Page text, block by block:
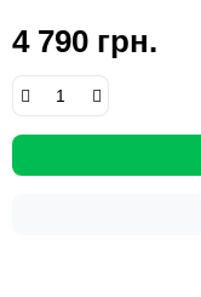
4 790 грн.